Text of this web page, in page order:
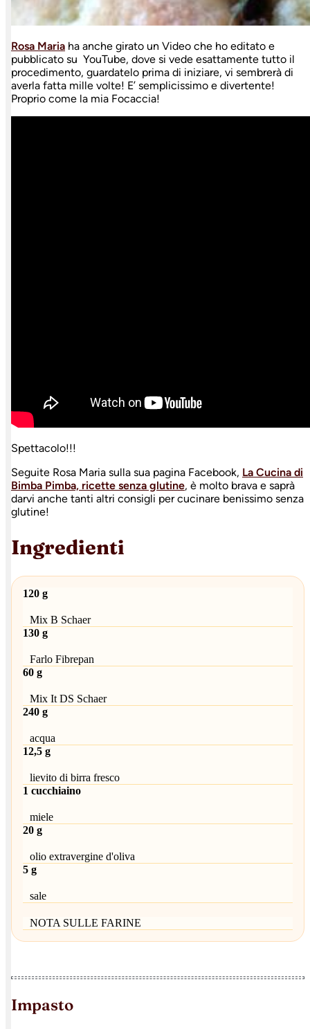
Rosa Maria ha anche girato un Video che ho editato e
pubblicato su YouTube, dove si vede esattamente tutto il
procedimento, guardatelo prima di iniziare, vi sembrerà di
averla fatta mille volte! E’ semplicissimo e divertente!
Proprio come la mia Focaccia!
Spettacolo!!!
Seguite Rosa Maria sulla sua pagina Facebook, La Cucina di
Bimba Pimba, ricette senza glutine, è molto brava e saprà
darvi anche tanti altri consigli per cucinare benissimo senza
glutine!
Ingredienti
120 g
Mix B Schaer
130 g
Farlo Fibrepan
60 g
Mix It DS Schaer
240 g
acqua
12,5 g
lievito di birra fresco
1 cucchiaino
miele
20 g
olio extravergine d'oliva
5 g
sale
NOTA SULLE FARINE
impasto